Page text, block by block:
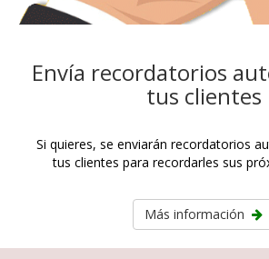
Envía recordatorios
tus clientes
Si quieres, se enviarán recordatorios
tus clientes para recordarles sus
Más información